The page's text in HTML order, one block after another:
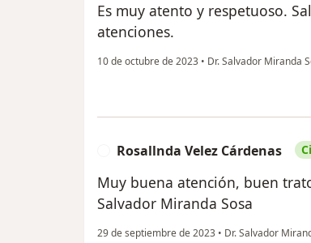
Es muy atento y respetuoso.
atenciones.
10 de octubre de 2023 • Dr. Salvador Miranda
Rosallnda Velez Cárdenas
Muy buena atención, buen
Salvador Miranda Sosa
29 de septiembre de 2023 • Dr. Salvador